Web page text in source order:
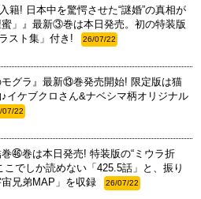
籍! 日本中を驚愕させた“謎婚”の真相が
」』最新③巻は本日発売。初の特装版
スト集」付き!
26/07/22
グラ』最新⑬巻発売開始! 限定版は猫
イケブクロさん&ナベシマ柄オリジナル
07/22
巻㊻巻は本日発売! 特装版の“ミウラ折
こでしか読めない「425.5話」と、振り
兄弟MAP」を収録
26/07/22